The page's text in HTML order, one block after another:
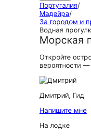
Португалия/
Мадейра/
За городом и
Водная
Морская
Откройте
вероятности —
Дмитрий, Гид
Напишите мне
На лодке